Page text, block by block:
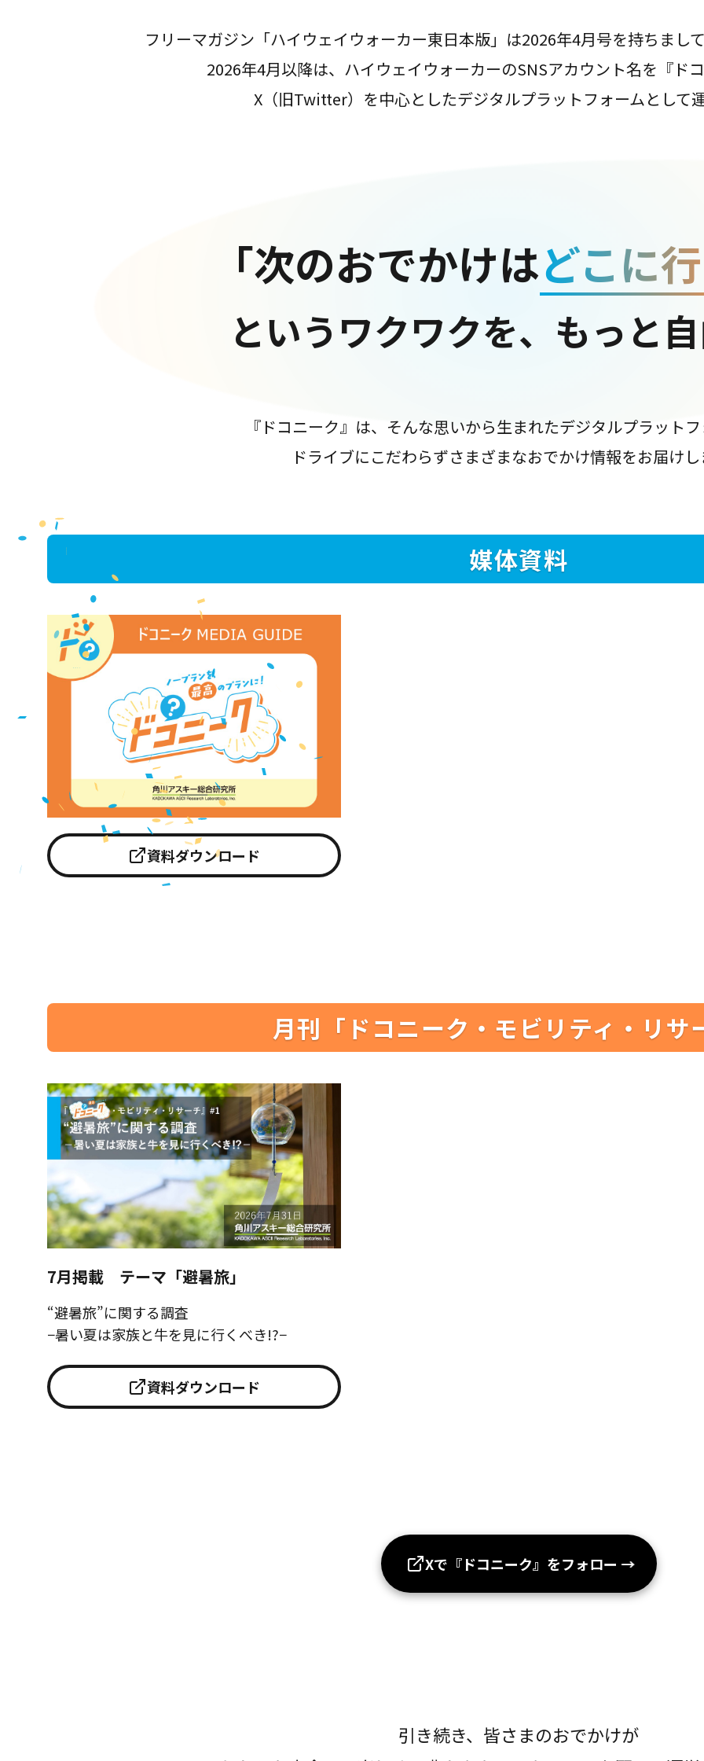
フリーマガジン「ハイウェイウォーカー東日本版」は2026年4月号を持ちまし
2026年4月以降は、ハイウェイウォーカーのSNSアカウント名を『ド
X（旧Twitter）を中心としたデジタルプラットフォームとして
「次のおでかけはどこに
というワクワクを、もっと
『ドコニーク』は、そんな思いから生まれたデジタルプラット
ドライブにこだわらずさまざまなおでかけ情報をお届け
媒体資料
資料ダウンロード
月刊「ドコニーク・モビリティ・リサ
7月掲載 テーマ「避暑旅」
“避暑旅”に関する調査
−暑い夏は家族と牛を見に行くべき!?−
資料ダウンロード
Xで『ドコニーク』をフォロー →
引き続き、皆さまのおでかけが